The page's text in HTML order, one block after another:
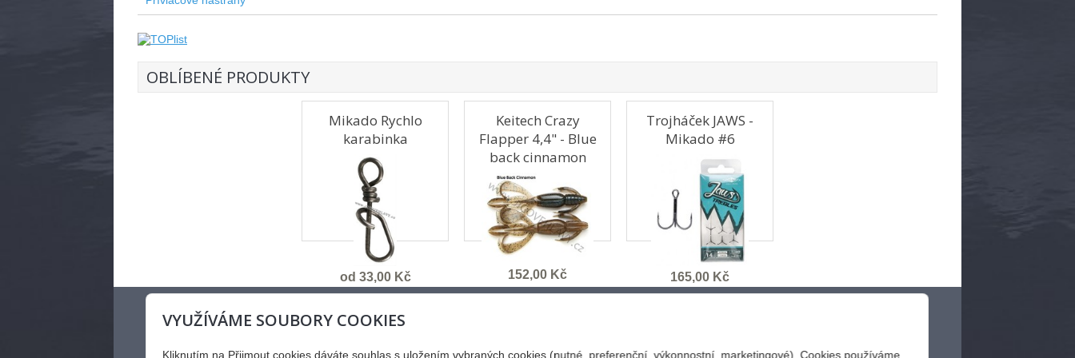
OBLÍBENÉ PRODUKTY
Mikado Rychlo
karabinka
od 33,00 Kč
Keitech Crazy
Flapper 4,4" - Blue
back cinnamon
152,00 Kč
Trojháček JAWS -
Mikado #6
165,00 Kč
KONTAKT
Kratochvilka 193, 664 91
VYUŽÍVÁME SOUBORY COOKIES
Kliknutím na Přijmout cookies dáváte souhlas s uložením vybraných cookies (nutné, preferenční, výkonnostní, marketingové). Cookies používáme